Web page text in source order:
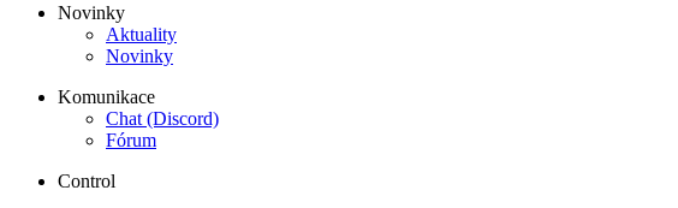
Novinky
Aktuality
Novinky
Komunikace
Chat (Discord)
Fórum
Control